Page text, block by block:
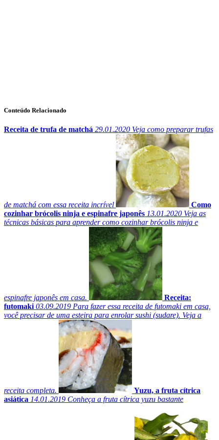
Conteúdo Relacionado
Receita de trufa de matchá 29.01.2020 Veja como preparar trufas
de matchá com essa receita incrível
Como
cozinhar brócolis ninja e espinafre japonês 13.01.2020 Veja as
técnicas básicas para aprender como cozinhar brócolis ninja e
espinafre japonês em casa.
Receita:
futomaki 03.09.2019 Para fazer essa receita de futomaki em casa,
você precisar de uma esteira para enrolar sushi (sudare). Veja a
receita completa.
Yuzu, a fruta cítrica
asiática 14.01.2019 Conheça a fruta cítrica yuzu bastante